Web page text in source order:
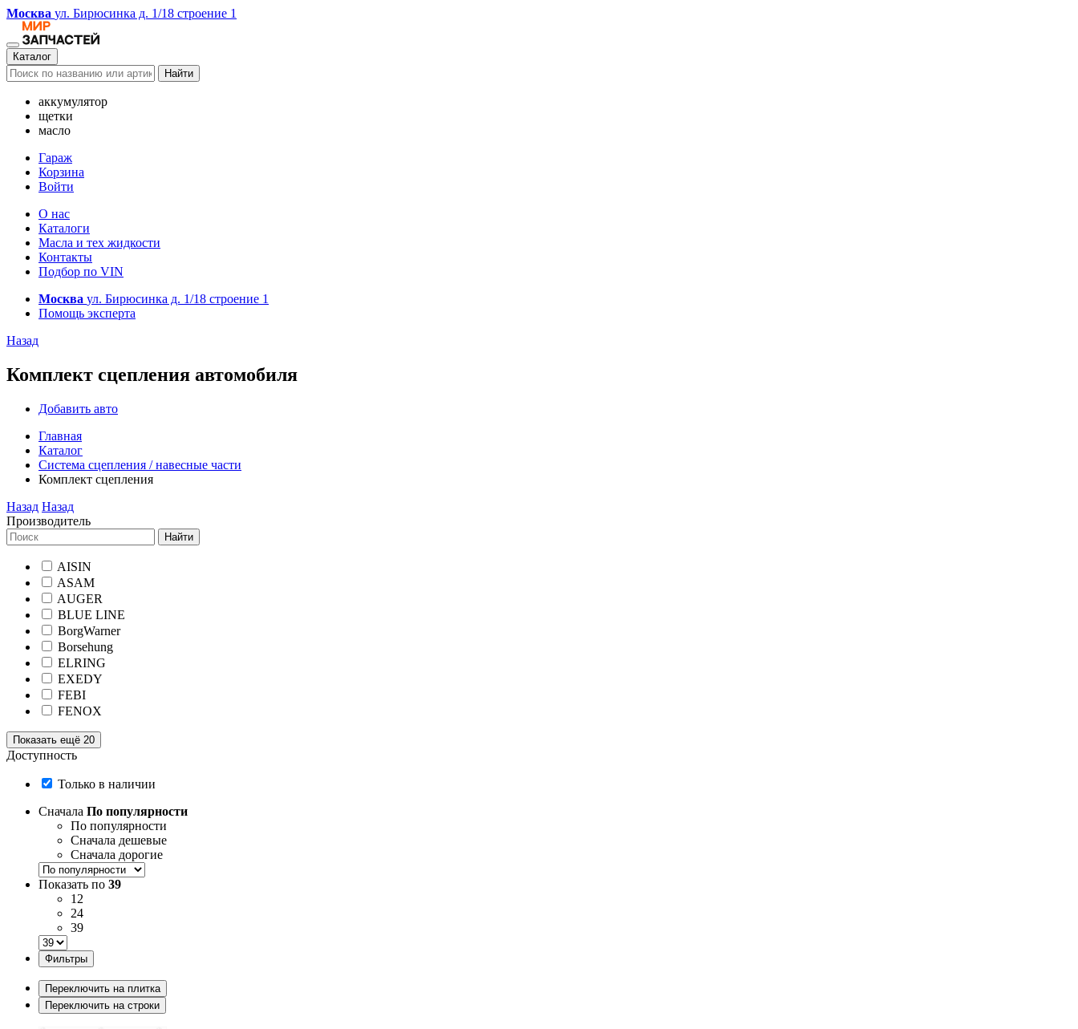
Москва ул. Бирюсинка д. 1/18 строение 1
Каталог
Найти
аккумулятор
щетки
масло
Гараж
Корзина
Войти
О нас
Каталоги
Масла и тех жидкости
Контакты
Подбор по VIN
Москва ул. Бирюсинка д. 1/18 строение 1
Помощь эксперта
Назад
Комплект сцепления автомобиля
Добавить авто
Главная
Каталог
Система сцепления / навесные части
Комплект сцепления
Назад Назад
Производитель
Найти
AISIN
ASAM
AUGER
BLUE LINE
BorgWarner
Borsehung
ELRING
EXEDY
FEBI
FENOX
Показать ещё 20
Доступность
Только в наличии
Сначала По популярности
По популярности
Сначала дешевые
Сначала дорогие
Показать по 39
12
24
39
Фильтры
Переключить на плитка
Переключить на строки